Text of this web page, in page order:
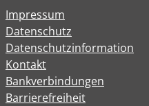
Impressum
Datenschutz
Datenschutzinformation
Kontakt
Bankverbindungen
Barrierefreiheit